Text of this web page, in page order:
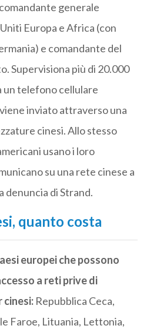
generale
Europa e Africa (con
e comandante del
Supervisiona più di 20.000
un telefono cellulare
inviato attraverso una
cinesi. Allo stesso
usano i loro
su una rete cinese a
denuncia di Strand.
quanto costa
europei che possono
a reti prive di
Repubblica Ceca,
Faroe, Lituania, Lettonia,